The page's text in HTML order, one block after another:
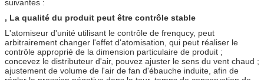
suivantes :
, La qualité du produit peut être contrôle stable
L'atomiseur d'unité utilisant le contrôle de frenqucy, peut
arbitrairement changer l'effet d'atomisation, qui peut réaliser le
contrôle approprié de la dimension particulaire de produit ;
concevez le distributeur d'air, pouvez ajuster le sens du vent chaud ;
ajustement de volume de l'air de fan d'ébauche induite, afin de